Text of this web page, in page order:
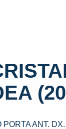
ANT.